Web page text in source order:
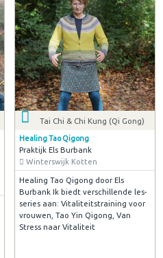
Tai Chi & Chi Kung (Qi Gong)
Healing Tao Qigong
Praktijk Els Burbank
Winterswijk Kotten
Healing Tao Qigong door Els
Burbank Ik biedt verschillende les-
series aan: Vitaliteitstraining voor
vrouwen, Tao Yin Qigong, Van
Stress naar Vitaliteit